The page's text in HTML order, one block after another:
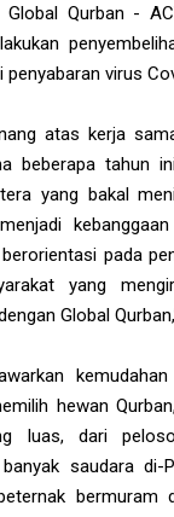
Global Qurban -
virus
atas kerja
beberapa tahun
yang bakal
pada
yang
Global
hewan
luas, dari
saudara di-
bermuram